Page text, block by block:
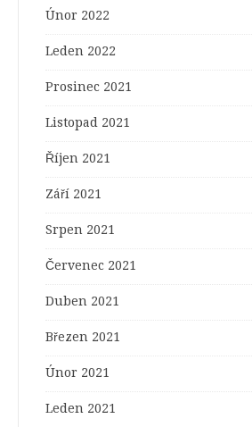
Únor 2022
Leden 2022
Prosinec 2021
Listopad 2021
Říjen 2021
Září 2021
Srpen 2021
Červenec 2021
Duben 2021
Březen 2021
Únor 2021
Leden 2021